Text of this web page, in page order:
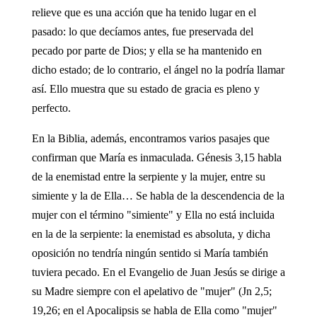
relieve que es una acción que ha tenido lugar en el
pasado: lo que decíamos antes, fue preservada del
pecado por parte de Dios; y ella se ha mantenido en
dicho estado; de lo contrario, el ángel no la podría llamar
así. Ello muestra que su estado de gracia es pleno y
perfecto.
En la Biblia, además, encontramos varios pasajes que
confirman que María es inmaculada. Génesis 3,15 habla
de la enemistad entre la serpiente y la mujer, entre su
simiente y la de Ella… Se habla de la descendencia de la
mujer con el término "simiente" y Ella no está incluida
en la de la serpiente: la enemistad es absoluta, y dicha
oposición no tendría ningún sentido si María también
tuviera pecado. En el Evangelio de Juan Jesús se dirige a
su Madre siempre con el apelativo de "mujer" (Jn 2,5;
19,26; en el Apocalipsis se habla de Ella como "mujer"